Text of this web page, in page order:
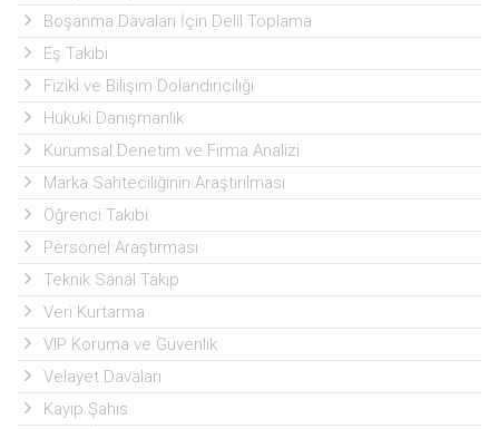
Boşanma Davaları İçin Delil Toplama
Eş Takibi
Fiziki ve Bilişim Dolandırıcılığı
Hukuki Danışmanlık
Kurumsal Denetim ve Firma Analizi
Marka Sahteciliğinin Araştırılması
Öğrenci Takibi
Personel Araştırması
Teknik Sanal Takip
Veri Kurtarma
VIP Koruma ve Güvenlik
Velayet Davaları
Kayıp Şahıs